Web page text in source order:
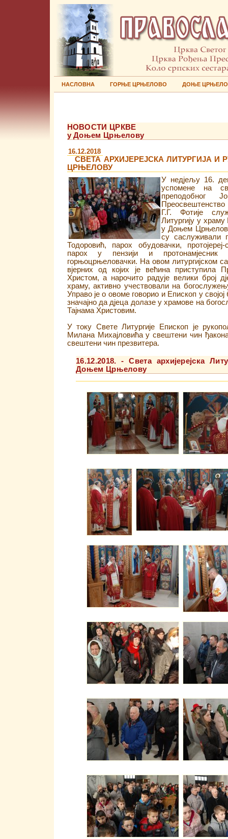
НАСЛОВНА ГОРЊЕ ЦРЊЕЛОВО ДОЊЕ
НОВОСТИ ЦРКВЕ
у Доњем Црњелову
16.12.2018
СВЕТА АРХИЈЕРЕЈСКА ЛИТУРГИЈА
ЦРЊЕЛОВУ
У недјељу 16.
успомене на
преподобног
Преосвештенство
Г.Г. Фотије
Литургију у
у Доњем
су саслуживали
Тодоровић, парох обудовачки,
парох у пензији и
горњоцрњеловачки. На овом литургијском
вјерних од којих је већина приступила
Христом, а нарочито радује велики број
храму, активно учествовали на
Управо је о овоме говорио и Епископ у
значајно да дјеца долазе у храмове на
Тајнама Христовим.
У току Свете Литургије Епископ је
Милана Михајловића у свештени чин
свештени чин презвитера.
16.12.2018. - Света архијерејска
Доњем Црњелову